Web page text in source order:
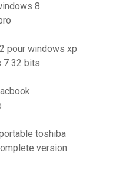
8
pour windows xp
7 32 bits
toshiba
version